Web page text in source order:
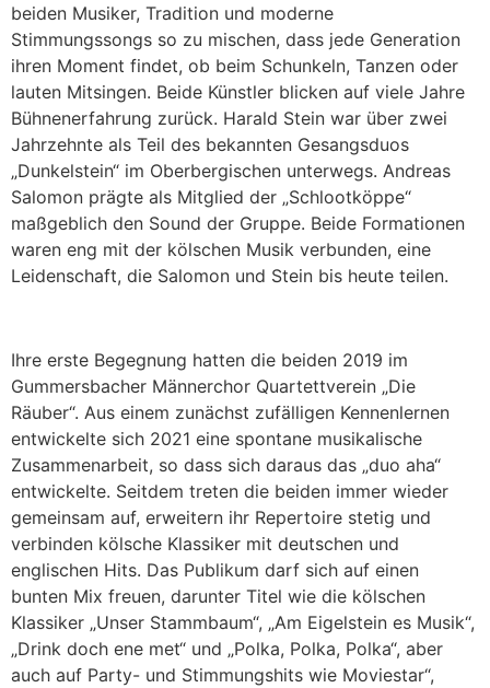
beiden Musiker, Tradition und moderne
Stimmungssongs so zu mischen, dass jede Generation
ihren Moment findet, ob beim Schunkeln, Tanzen oder
lauten Mitsingen. Beide Künstler blicken auf viele Jahre
Bühnenerfahrung zurück. Harald Stein war über zwei
Jahrzehnte als Teil des bekannten Gesangsduos
„Dunkelstein“ im Oberbergischen unterwegs. Andreas
Salomon prägte als Mitglied der „Schlootköppe“
maßgeblich den Sound der Gruppe. Beide Formationen
waren eng mit der kölschen Musik verbunden, eine
Leidenschaft, die Salomon und Stein bis heute teilen.
Ihre erste Begegnung hatten die beiden 2019 im
Gummersbacher Männerchor Quartettverein „Die
Räuber“. Aus einem zunächst zufälligen Kennenlernen
entwickelte sich 2021 eine spontane musikalische
Zusammenarbeit, so dass sich daraus das „duo aha“
entwickelte. Seitdem treten die beiden immer wieder
gemeinsam auf, erweitern ihr Repertoire stetig und
verbinden kölsche Klassiker mit deutschen und
englischen Hits. Das Publikum darf sich auf einen
bunten Mix freuen, darunter Titel wie die kölschen
Klassiker „Unser Stammbaum“, „Am Eigelstein es Musik“,
„Drink doch ene met“ und „Polka, Polka, Polka“, aber
auch auf Party- und Stimmungshits wie Moviestar“,